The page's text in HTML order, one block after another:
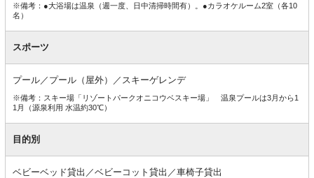
※備考：●大浴場は温泉（週一度、日中清掃時間有）。●カラオケルーム2室（各10
名）
スポーツ
プール／プール（屋外）／スキーゲレンデ
※備考：スキー場「リゾートパークオニコウベスキー場」 温泉プールは3月から1
1月（源泉利用 水温約30℃）
目的別
ベビーベッド貸出／ベビーコット貸出／車椅子貸出